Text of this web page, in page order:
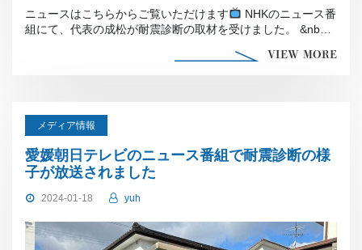
ニュースはこちらからご覧いただけます
NHKのニュース番
組にて、代表の成松が耐震診断の取材を受けました。 &nbs
VIEW MORE
メディア情報
愛媛朝日テレビのニュース番組で耐震診断の様
子が放送されました
2024-01-18 yuh